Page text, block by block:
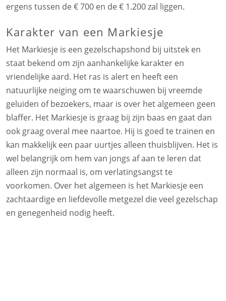
ergens tussen de € 700 en de € 1.200 zal liggen.
Karakter van een Markiesje
Het Markiesje is een gezelschapshond bij uitstek en
staat bekend om zijn aanhankelijke karakter en
vriendelijke aard. Het ras is alert en heeft een
natuurlijke neiging om te waarschuwen bij vreemde
geluiden of bezoekers, maar is over het algemeen geen
blaffer. Het Markiesje is graag bij zijn baas en gaat dan
ook graag overal mee naartoe. Hij is goed te trainen en
kan makkelijk een paar uurtjes alleen thuisblijven. Het is
wel belangrijk om hem van jongs af aan te leren dat
alleen zijn normaal is, om verlatingsangst te
voorkomen. Over het algemeen is het Markiesje een
zachtaardige en liefdevolle metgezel die veel gezelschap
en genegenheid nodig heeft.